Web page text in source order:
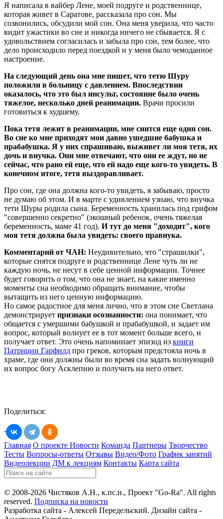
Я написала в вайбер Лене, моей подруге и родственнице,
которая живет в Саратове, рассказала про сон. Мы
созвонились, обсудили мой сон. Она меня уверила, что часто
видит ужастики во сне и никогда ничего не сбывается. Я с
удовольствием согласилась и забыла про сон, тем более, что
дело происходило перед поездкой и у меня было чемоданное
настроение.
На следующий день она мне пишет, что тетю Шуру
положили в больницу с давлением. Впоследствии
оказалось, что это был инсульт, состояние было очень
тяжелое, несколько дней реанимации. Врачи просили
готовиться к худшему.
Пока тетя лежит в реанимации, мне снится еще один сон.
Во сне ко мне приходят мои давно ушедшие бабушка и
прабабушка. Я у них спрашиваю, выживет ли моя тетя, их
дочь и внучка. Они мне отвечают, что они ее ждут, но не
сейчас, что рано ей еще, что ей надо еще кого-то увидеть. В
конечном итоге, тетя выздоравливает.
Про сон, где она должна кого-то увидеть, я забываю, просто
не думаю об этом. И в марте с удивлением узнаю, что внучка
тети Шуры родила сына. Беременность хранилась под грифом
"совершенно секретно" (экошный ребенок, очень тяжелая
беременность, маме 41 год). И тут до меня "доходит", кого
моя тетя должна была увидеть: своего правнука.
Комментарий от ЧАН: Неудивительно, что "страшилки",
которые снятся подруге и родственнице Лене чуть ли не
каждую ночь, не несут в себе ценной информации. Точнее
будет говорить о том, что она не знает, на какие именно
моменты сна необходимо обращать внимание, чтобы
вытащить из него ценную информацию.
Но самое радостное для меня лично, что в этом сне Светлана
демонстрирует признаки осознанности: она понимает, что
общается с умершими бабушкой и прабабушкой, и задает им
вопрос, который волнует ее в тот момент больше всего, и
получает ответ. Это очень напоминает эпизод из книги
Патриции Гарфилд про греков, которым предстояла ночь в
храме, где они должны были во время сна задать волнующий
их вопрос богу Асклепию и получить на него ответ.
Поделиться:
Главная О проекте Новости Команда Партнеры Творчество
Тесты Вопросы-ответы Отзывы Видео/Фото График занятий
Видеолекции ДМ к лекциям Контакты Карта сайта
© 2008-2026 Чистяков А.Н., к.пс.н., Проект "Go-Ra". All rights
reserved. Подписка на новости
Разработка сайта - Алексей Передельский. Дизайн сайта -